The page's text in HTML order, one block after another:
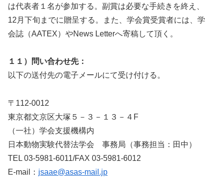
は代表者１名が参加する。副賞は必要な手続きを終え、
12月下旬までに贈呈する。また、学会賞受賞者には、学
会誌（AATEX）やNews Letterへ寄稿して頂く。
１１）問い合わせ先：
以下の送付先の電子メールにて受け付ける。
〒112-0012
東京都文京区大塚５－３－１３－４F
（一社）学会支援機構内
日本動物実験代替法学会 事務局（事務担当：田中）
TEL 03-5981-6011/FAX 03-5981-6012
E-mail： jsaae@asas-mail.jp